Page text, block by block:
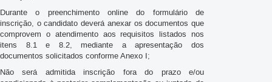
Durante o preenchimento online do formulário de
inscrição, o candidato deverá anexar os documentos que
comprovem o atendimento aos requisitos listados nos
itens 8.1 e 8.2, mediante a apresentação dos
documentos solicitados conforme Anexo I;
Não será admitida inscrição fora do prazo e/ou